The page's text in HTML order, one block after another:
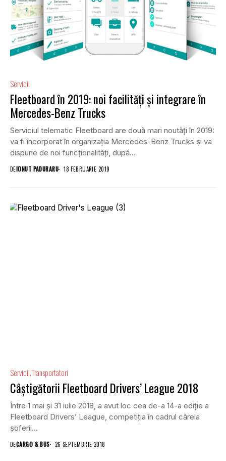
Servicii
Fleetboard în 2019: noi facilități și integrare în
Mercedes-Benz Trucks
Serviciul telematic Fleetboard are două mari noutăți în 2019:
va fi încorporat în organizația Mercedes-Benz Trucks și va
dispune de noi funcționalități, după...
DEIONUT PADURARU 18 FEBRUARIE 2019
ServiciiTransportatori
Câștigătorii Fleetboard Drivers’ League 2018
Între 1 mai și 31 iulie 2018, a avut loc cea de-a 14-a ediție a
Fleetboard Drivers’ League, competiția în cadrul căreia
șoferii...
DECARGO & BUS 26 SEPTEMBRIE 2018